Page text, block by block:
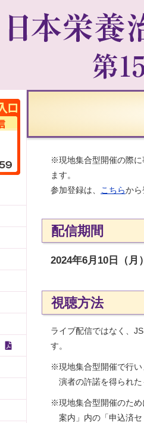
※現地集合型開催の際に
ます。
参加登録は、
こちらから
配信期間
2024年6月10日（月
視聴方法
ライブ配信ではなく、
す。
※現地集合型開催で行い
演者の許諾を得られ
※現地集合型開催のため
案内」内の「申込済